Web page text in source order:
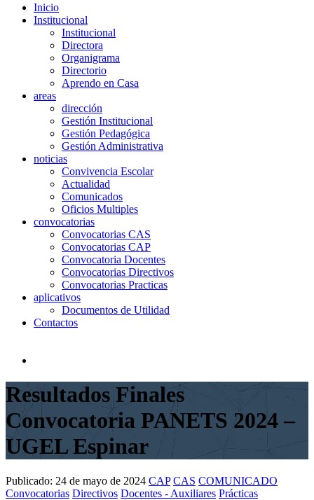
Inicio
Institucional
Institucional
Directora
Organigrama
Directorio
Aprendo en Casa
areas
dirección
Gestión Institucional
Gestión Pedagógica
Gestión Administrativa
noticias
Convivencia Escolar
Actualidad
Comunicados
Oficios Multiples
convocatorias
Convocatorias CAS
Convocatorias CAP
Convocatoria Docentes
Convocatorias Directivos
Convocatorias Practicas
aplicativos
Documentos de Utilidad
Contactos
Resultados Finales
Convocatoria PANETS 2024 –
UGEL Espinar
Publicado: 24 de mayo de 2024 CAP CAS COMUNICADO
Convocatorias Directivos Docentes - Auxiliares Prácticas